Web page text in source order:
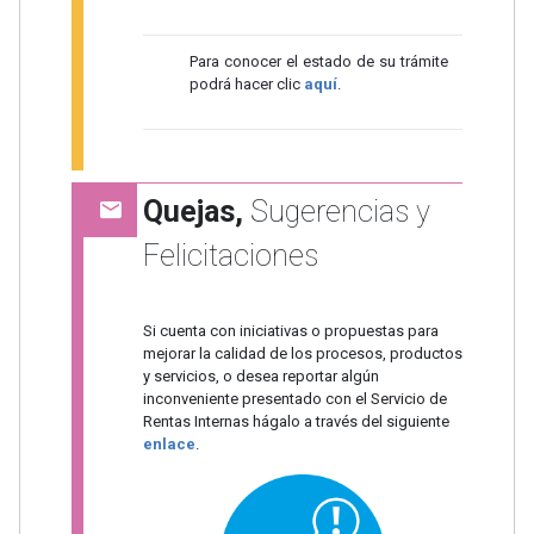
Para conocer el estado de su trámite
podrá hacer clic aquí.
Quejas, Sugerencias y
Felicitaciones
Si cuenta con iniciativas o propuestas para
mejorar la calidad de los procesos, productos
y servicios, o desea reportar algún
inconveniente presentado con el Servicio de
Rentas Internas hágalo a través del siguiente
enlace.